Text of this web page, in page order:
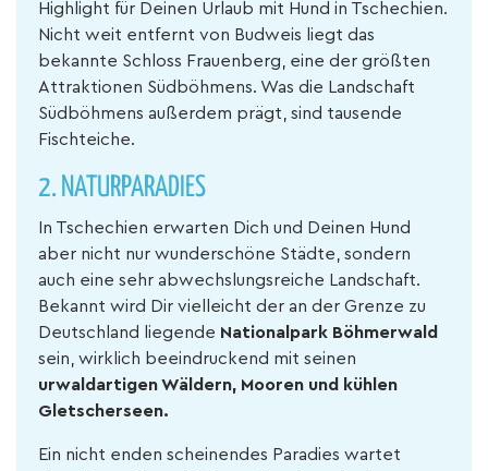
Highlight für Deinen Urlaub mit Hund in Tschechien.
Nicht weit entfernt von Budweis liegt das
bekannte Schloss Frauenberg, eine der größten
Attraktionen Südböhmens. Was die Landschaft
Südböhmens außerdem prägt, sind tausende
Fischteiche.
2. NATURPARADIES
In Tschechien erwarten Dich und Deinen Hund
aber nicht nur wunderschöne Städte, sondern
auch eine sehr abwechslungsreiche Landschaft.
Bekannt wird Dir vielleicht der an der Grenze zu
Deutschland liegende Nationalpark Böhmerwald
sein, wirklich beeindruckend mit seinen
urwaldartigen Wäldern, Mooren und kühlen
Gletscherseen.
Ein nicht enden scheinendes Paradies wartet